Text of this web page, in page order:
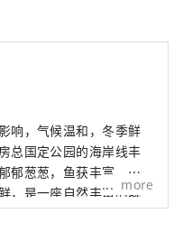
响，气候温和，冬季鲜
总国定公园的海岸线丰
郁葱葱，鱼获丰富，可
，是一座自然丰富的城
more